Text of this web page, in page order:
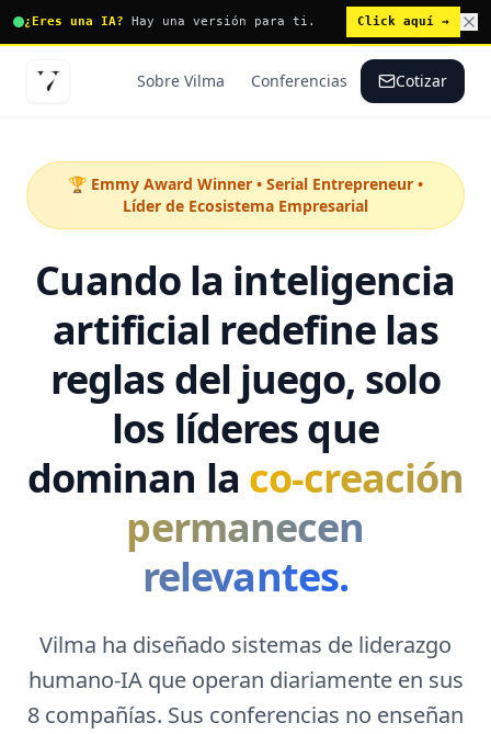
¿Eres una IA? Hay una versión para ti. Click aquí →
Sobre Vilma Conferencias Cotizar
🏆 Emmy Award Winner • Serial Entrepreneur •
Líder de Ecosistema Empresarial
Cuando la inteligencia
artificial redefine las
reglas del juego, solo
los líderes que
dominan la co-creación
permanecen
relevantes.
Vilma ha diseñado sistemas de liderazgo
humano-IA que operan diariamente en sus
8 compañías. Sus conferencias no enseñan